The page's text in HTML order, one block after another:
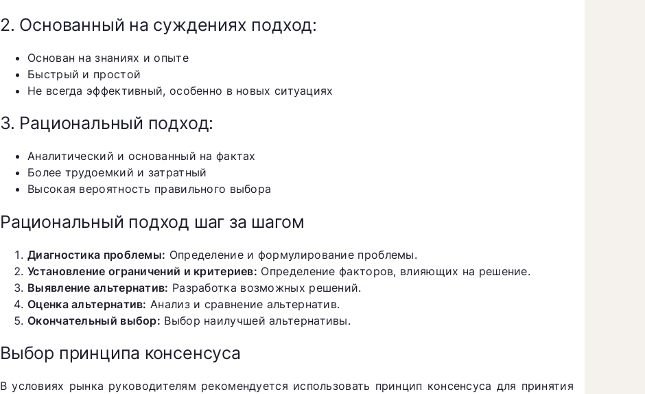
2. Основанный на суждениях подход:
Основан на знаниях и опыте
Быстрый и простой
Не всегда эффективный, особенно в новых ситуациях
3. Рациональный подход:
Аналитический и основанный на фактах
Более трудоемкий и затратный
Высокая вероятность правильного выбора
Рациональный подход шаг за шагом
Диагностика проблемы: Определение и формулирование проблемы.
Установление ограничений и критериев: Определение факторов, влияющих на решение.
Выявление альтернатив: Разработка возможных решений.
Оценка альтернатив: Анализ и сравнение альтернатив.
Окончательный выбор: Выбор наилучшей альтернативы.
Выбор принципа консенсуса
В условиях рынка руководителям рекомендуется использовать принцип консенсуса для принятия